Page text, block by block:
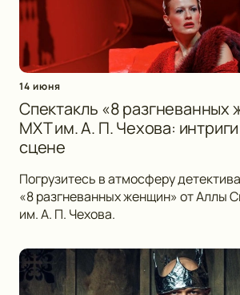
14 июня
Спектакль «8 разгневанных
МХТ им. А. П. Чехова: интриги
сцене
Погрузитесь в атмосферу
«8 разгневанных женщин» от Аллы
им. А. П. Чехова.